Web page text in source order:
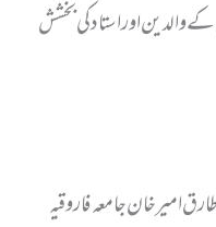
کے والدین اور استاد کی بخشش
امیر خان جامعہ فاروقیہ